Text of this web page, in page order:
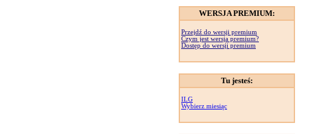
WERSJA PREMIUM:
Przejdź do wersji premium
Czym jest wersja premium?
Dostęp do wersji premium
Tu jesteś:
ILG
Wybierz miesiąc